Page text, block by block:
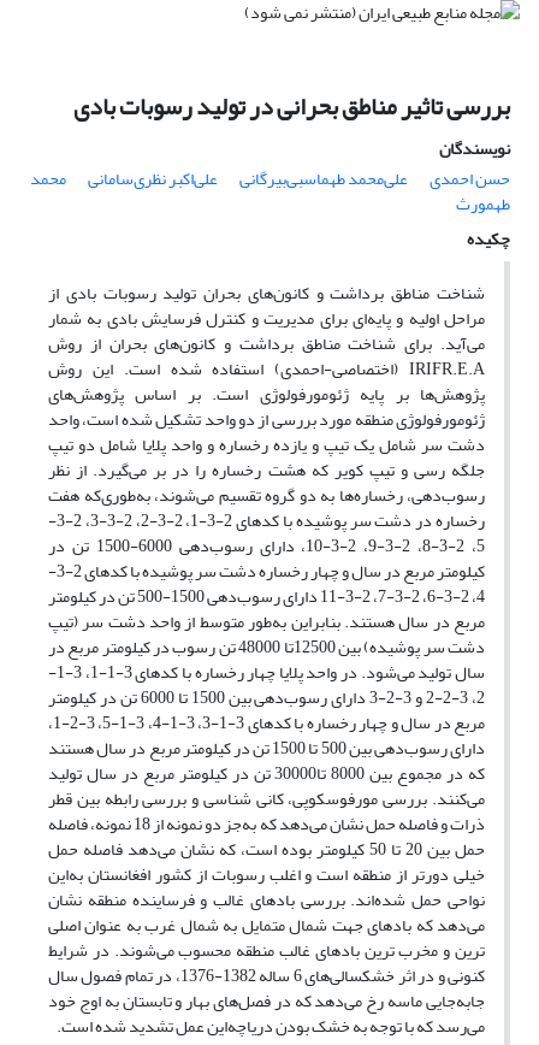
بررسی تاثیر مناطق بحرانی در تولید رسوبات بادی
نویسندگان
حسن احمدی
علی‌محمد طهماسبی‌بیرگانی علی‌اکبر نظری‌سامانی محمد
طهمورث
چکیده
شناخت مناطق برداشت و کانون‌های بحران تولید رسوبات بادی از
مراحل اولیه و پایه‌ای برای مدیریت و کنترل فرسایش بادی به شمار
می‌آید. برای شناخت مناطق برداشت و کانون‌های بحران از روش
IRIFR.E.A (اختصاصی-احمدی) استفاده شده است. این روش
پژوهش‌ها بر پایه ژئومورفولوژی است. بر اساس پژوهش‌های
ژئومورفولوژی منطقه مورد بررسی از دو واحد تشکیل شده است، واحد
دشت سر شامل یک تیپ و یازده رخساره و واحد پلایا شامل دو تیپ
جلگه رسی و تیپ کویر که هشت رخساره را در بر می‌گیرد. از نظر
رسوب‌دهی، رخساره‌ها به دو گروه تقسیم می‌شوند، به‌طوری‌که هفت
رخساره در دشت سر پوشیده با کدهای 2-3-1، 2-3-2، 2-3-3، 2-3-
5، 2-3-8، 2-3-9، 2-3-10، دارای رسوب‌دهی 6000-1500 تن در
کیلومتر مربع در سال و چهار رخساره دشت سر پوشیده با کدهای 2-3-
4، 2-3-6، 2-3-7، 2-3-11 دارای رسوب‌دهی 1500-500 تن در کیلومتر
مربع در سال هستند. بنابراین به‌طور متوسط از واحد دشت سر (تیپ
دشت سر پوشیده) بین 12500تا 48000 تن رسوب در کیلومتر مربع در
سال تولید می‌شود. در واحد پلایا چهار رخساره با کدهای 3-1-1، 3-1-
2، 3-2-2 و 3-2-3 دارای رسوب‌دهی بین 1500 تا 6000 تن در کیلومتر
مربع در سال و چهار رخساره با کدهای 3-1-3، 3-1-4، 3-1-5، 3-2-1،
دارای رسوب‌دهی بین 500 تا 1500 تن در کیلومتر مربع در سال هستند
که در مجموع بین 8000 تا30000 تن در کیلومتر مربع در سال تولید
می‌کنند. بررسی مورفوسکوپی، کانی شناسی و بررسی رابطه بین قطر
ذرات و فاصله حمل نشان می‌دهد که به‌جز دو نمونه از 18 نمونه، فاصله
حمل بین 20 تا 50 کیلومتر بوده است، که نشان می‌دهد فاصله حمل
خیلی دورتر از منطقه است و اغلب رسوبات از کشور افغانستان به‌این
نواحی حمل شده‌اند. بررسی بادهای غالب و فرساینده منطقه نشان
می‌دهد که بادهای جهت شمال متمایل به شمال غرب به عنوان اصلی
ترین و مخرب ترین بادهای غالب منطقه محسوب می‌شوند. در شرایط
کنونی و در اثر خشکسالی‌های 6 ساله 1382-1376، در تمام فصول سال
جابه‌جایی ماسه رخ می‌دهد که در فصل‌های بهار و تابستان به اوج خود
می‌رسد که با توجه به خشک بودن دریاچه‌این عمل تشدید شده است.